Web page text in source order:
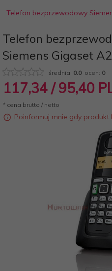
Telefon bezprzewodowy
Telefon
Siemens Gigaset
średnia: 0.0ocen: 0
117,34 / 95,40
* cena brutto / netto
Poinformuj mnie gdy produkt